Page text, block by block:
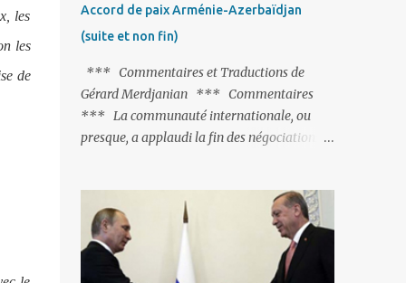
les
les
de
précède la chute de l'URSS, il est
exclusivement intéressé par ce qu'il nomme
« l'Arménie réelle ». Même les trois
présidents qu'ils l'ont précédés ne trouvent
pas grâce à ses yeux, les traitant de tous les
noms, avant de les traîner en justice. Et
arménienne, les...
Accord de paix Arménie-Azerbaïdjan
(suite et non fin)
*** Commentaires et Traductions de
Gérard Merdjanian *** Commentaires
*** La communauté internationale, ou
presque, a applaudi la fin des négociations
plus qu’à le finaliser. Oui, mais… Rappelons
que le projet d'accord de paix comprend 17
articles, dont 15 avaient déjà fait l'objet d'un
accord. Les deux points non résolus portaient